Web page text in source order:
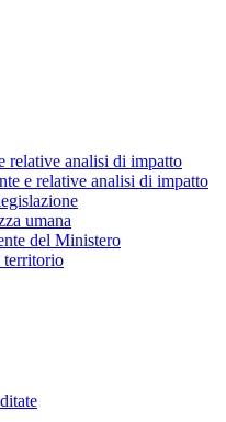
relative analisi di impatto
e relative analisi di impatto
umana
del Ministero
territorio